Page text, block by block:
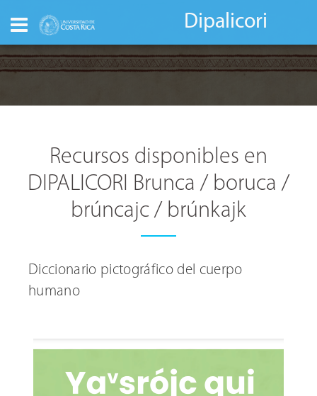
Dipalicori
Recursos disponibles en
DIPALICORI Brunca / boruca /
brúncajc / brúnkajk
Diccionario pictográfico del cuerpo
humano